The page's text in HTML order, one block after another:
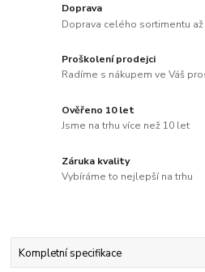
Doprava
Doprava celého sortimentu
Proškolení prodejci
Radíme s nákupem ve Váš
Ověřeno 10 let
Jsme na trhu více než 10 let
Záruka kvality
Vybíráme to nejlepší na trhu
Kompletní specifikace